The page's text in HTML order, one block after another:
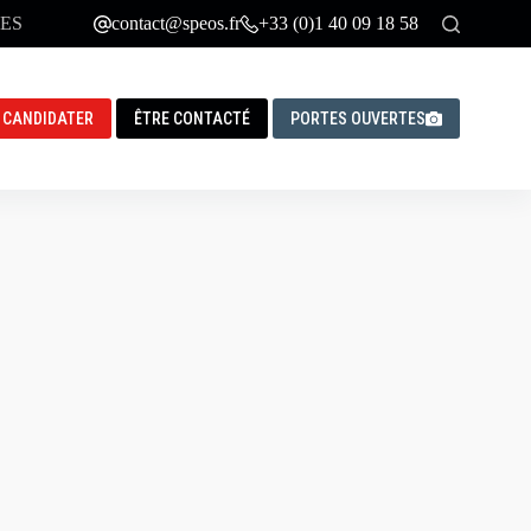
ES contact@speos.fr +33 (0)1 40 09 18 58
CANDIDATER ÊTRE CONTACTÉ PORTES OUVERTES